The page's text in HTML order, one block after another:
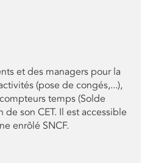
et des managers pour la
(pose de congés,...),
temps (Solde
de son CET. Il est accessible
enrôlé SNCF.